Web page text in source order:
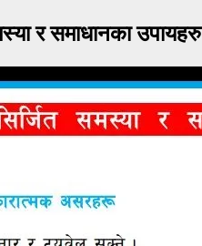
र समाधानका उपायहरु